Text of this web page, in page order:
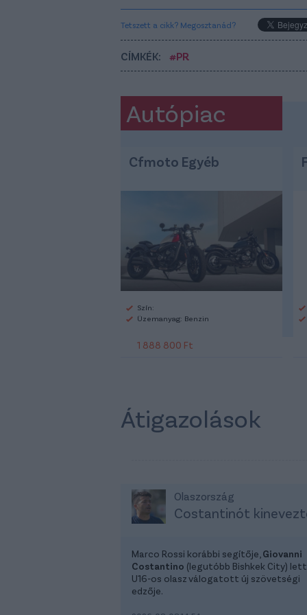
Tetszett a cikk? Megosztanád?
CÍMKÉK: #PR
Autópiac
Cfmoto Egyéb
Szín:
Üzemanyag: Benzin
1 888 800 Ft
Átigazolások
Olaszország
Costantinót
Marco Rossi korábbi segítője, Giovanni
Costantino (legutóbb Bishkek City)
U16-os olasz válogatott új szövetségi
edzője.